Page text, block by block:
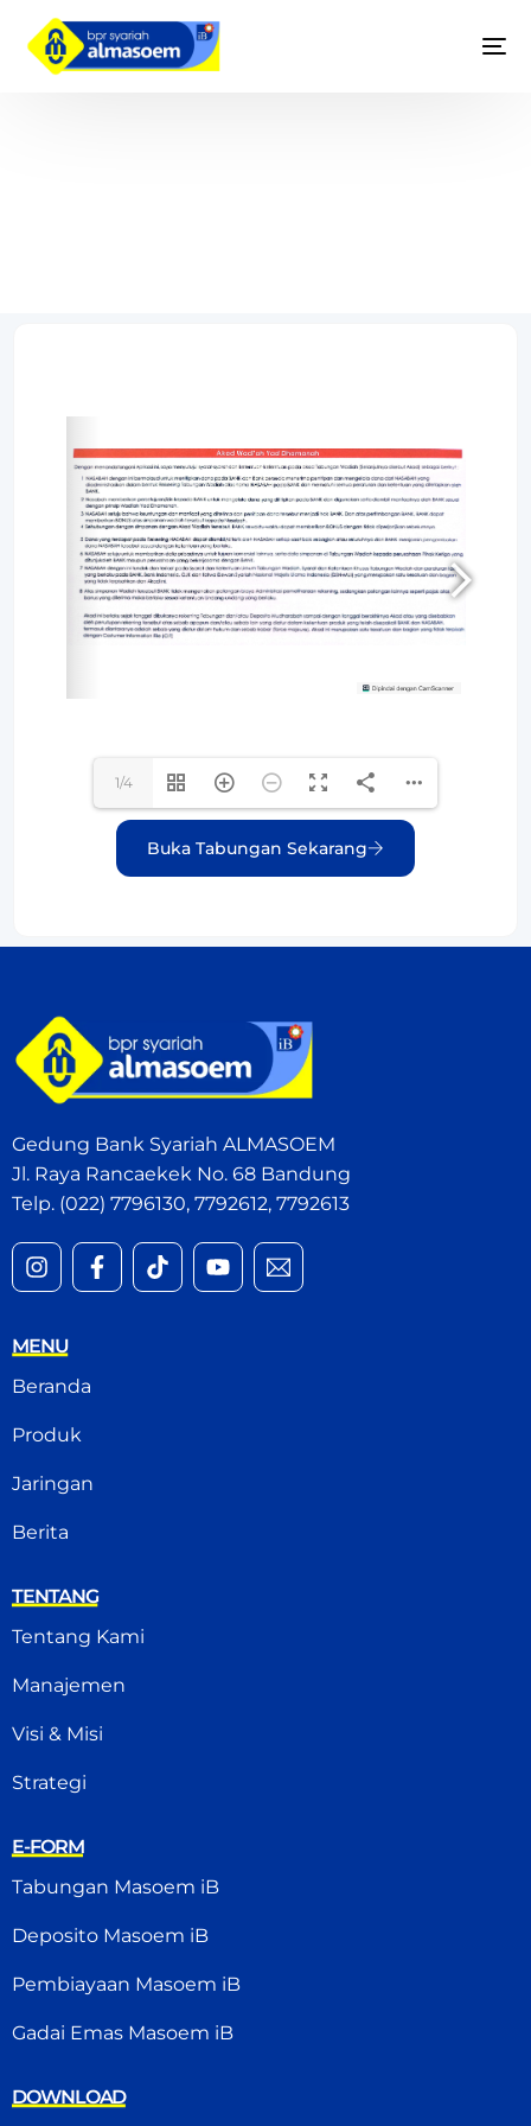
1/4
Buka Tabungan Sekarang
Gedung Bank Syariah ALMASOEM
Jl. Raya Rancaekek No. 68 Bandung
Telp. (022) 7796130, 7792612, 7792613
MENU
Beranda
Produk
Jaringan
Berita
TENTANG
Tentang Kami
Manajemen
Visi & Misi
Strategi
E-FORM
Tabungan Masoem iB
Deposito Masoem iB
Pembiayaan Masoem iB
Gadai Emas Masoem iB
DOWNLOAD